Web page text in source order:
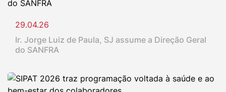
29.04.26
Ir. Jorge Luiz de Paula, SJ assume a Direção Geral
do SANFRA